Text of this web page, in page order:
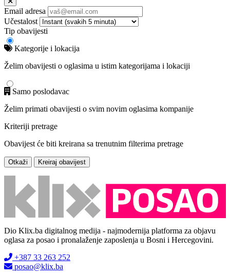
Email adresa
Učestalost
Tip obavijesti
Kategorije i lokacija
Želim obavijesti o oglasima u istim kategorijama i lokaciji
Samo poslodavac
Želim primati obavijesti o svim novim oglasima kompanije
Kriteriji pretrage
Obavijest će biti kreirana sa trenutnim filterima pretrage
Otkaži Kreiraj obavijest
Dio Klix.ba digitalnog medija - najmodernija platforma za objavu
oglasa za posao i pronalaženje zaposlenja u Bosni i Hercegovini.
+387 33 263 252
posao@klix.ba